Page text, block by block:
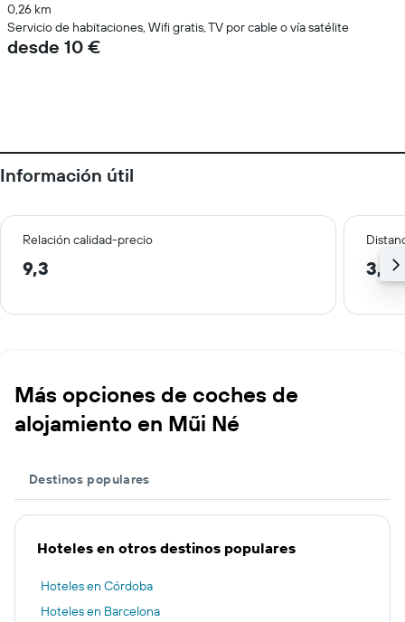
0,26 km
Servicio de habitaciones, Wifi gratis, TV por cable o vía satélite
desde 10 €
Información útil
Relación calidad-precio
9,3 3,8
Más opciones de coches de
alojamiento en Mũi Né
Destinos populares
Hoteles en otros destinos populares
Hoteles en Córdoba
Hoteles en Barcelona